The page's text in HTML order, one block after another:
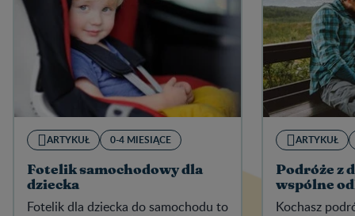
ARTYKUŁ 0-4 MIESIĄCE
Fotelik samochodowy dla
dziecka
Fotelik dla dziecka do samochodu to
ARTYKUŁ
Podróże z
wspólne
Kochasz